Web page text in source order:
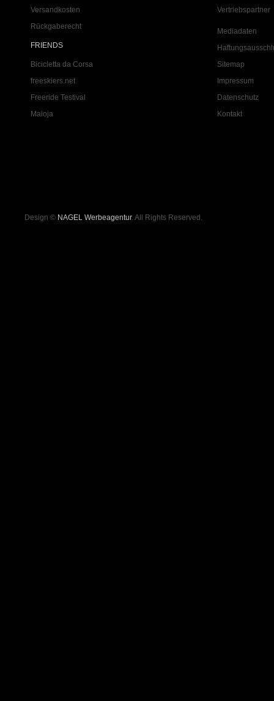
Versandkosten
Rückgaberecht
FRIENDS
Bicicletta da Corsa
freeskiers.net
Freeride Testival
Maloja
Vertriebspartner
Mediadaten
Sitemap
Impressum
Datenschutz
Kontakt
Design © NAGEL Werbeagentur. All Rights Reserved.